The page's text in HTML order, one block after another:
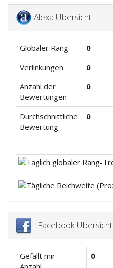
Alexa Übersicht
Globaler Rang
0
Verlinkungen
0
Anzahl der
Bewertungen
0
Durchschnittliche
Bewertung
0
Facebook Übersicht
Gefällt mir -
0